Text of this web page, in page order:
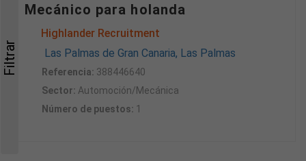
Mecánico para holanda
Highlander Recruitment
Las Palmas de Gran Canaria, Las Palmas
Referencia: 388446640
Sector: Automoción/Mecánica
Número de puestos: 1
Filtrar